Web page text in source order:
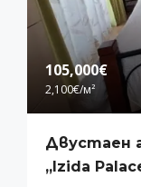
105,000€
2,100€/м²
Двустаен
„Izida